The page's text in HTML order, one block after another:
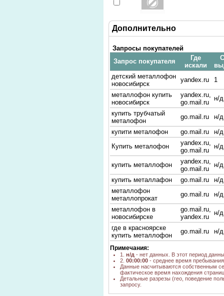
Дополнительно
Запросы покупателей
Запрос покупателя
Где
искали
детский металлофон
новосибирск
yandex.ru
1
металлофон купить
новосибирск
yandex.ru,
go.mail.ru
н/д
купить трубчатый
металофон
go.mail.ru
н/д
купити металофон
go.mail.ru
н/д
Купить металофон
yandex.ru,
go.mail.ru
н/д
купить металлофон
yandex.ru,
go.mail.ru
н/д
купить металлафон
go.mail.ru
н/д
металлофон
металлопрокат
go.mail.ru
н/д
металлофон в
новосибирске
go.mail.ru,
yandex.ru
н/д
где в красноярске
купить металлофон
go.mail.ru н/д
Примечания:
1. н/д - нет данных. В этот период
2. 00:00:00 - среднее время
Данные насчитываются собственным
фактическое время нахождения
Детальные разрезы (гео, поведение
запросу.